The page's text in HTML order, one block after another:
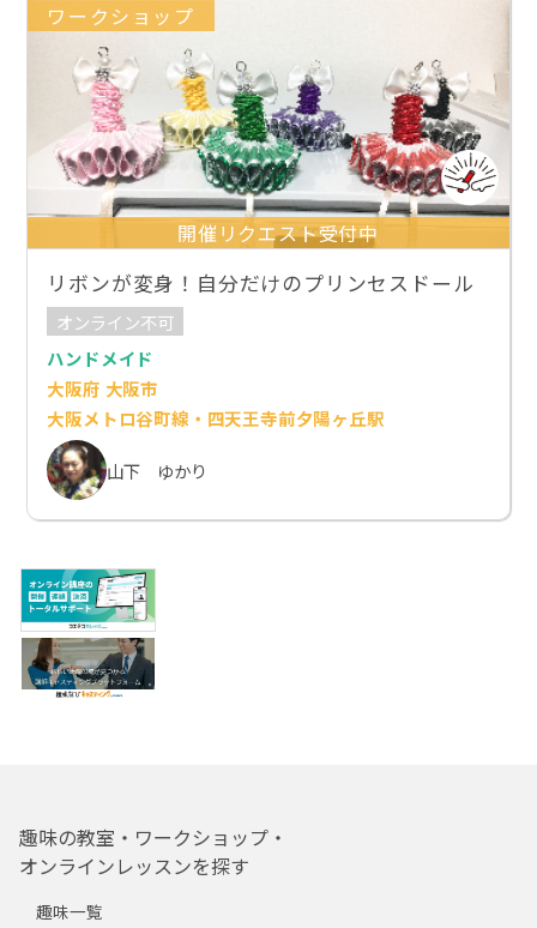
ワークショップ
開催リクエスト受付中
リボンが変身！自分だけのプリンセスドール
オンライン不可
ハンドメイド
大阪府 大阪市
大阪メトロ谷町線・四天王寺前夕陽ヶ丘駅
山下 ゆかり
趣味の教室・ワークショップ・
オンラインレッスンを探す
趣味一覧